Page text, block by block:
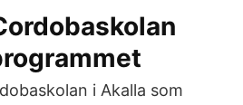
i Akalla som